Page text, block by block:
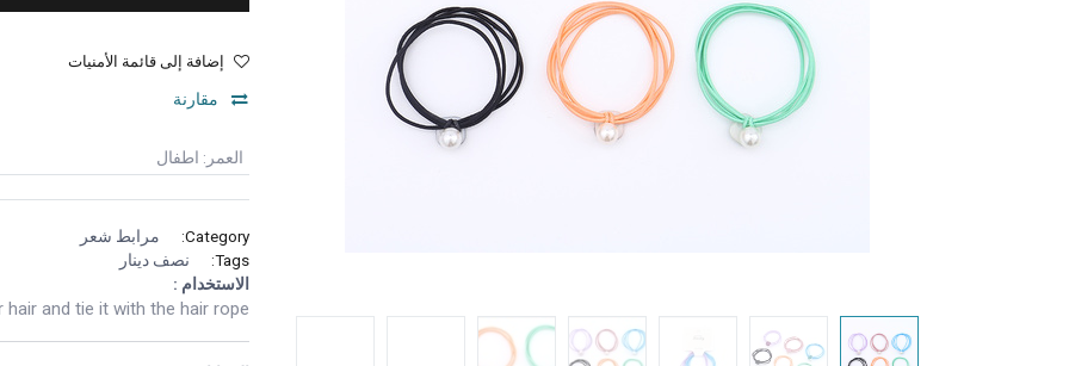
إضافة إلى قائمة الأمنيات
مقارنة
العمر : اطفال
Category:
مرابط شعر
Tags:
نصف دينار
الاستخدام :
hair and tie it with the hair rope.